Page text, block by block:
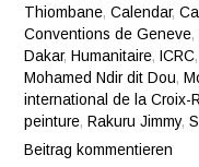
Thiombane,Calendar,
Conventions de Geneve,
Dakar, Humanitaire, ICRC,
Mohamed Ndir dit Dou,
international de la Croix-
peinture, Rakuru Jimmy,
Beitrag kommentieren